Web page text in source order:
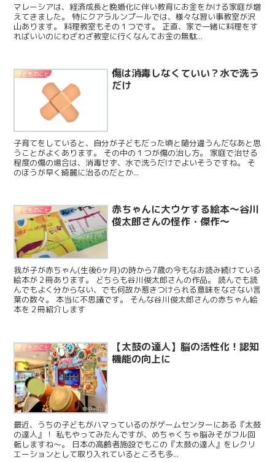
マレーシアは、経済成長と晩婚化に伴い教育にお金をかける家庭が増
えてきました。 特にクアラルンプールでは、様々な習い事教室が沢
山あります。 料理教室もその１つです。 正直、家で一緒に料理をす
ればいいのにわざわざ教室に行くなんてお金の無駄...
子どものこと
傷は消毒しなくていい？水で洗う
だけ
子育てをしていると、自分が子どもだった頃と随分違うんだなあと思
うことがよくあります。 その中の１つが傷の治し方。 家庭で治せる
程度の傷の場合は、消毒せず、水で洗うだけでよいそうですね。 そ
のほうが早く綺麗に治るのだとか...
子どものこと
赤ちゃんに大ウケする絵本〜谷川
俊太郎さんの怪作・傑作〜
我が子が赤ちゃん(生後6ヶ月)の時から7歳の今もなお読み続けている
絵本が２冊あります。 どちらも谷川俊太郎さんの作品。 読んでも読
んでもよく分からない、でも何故か惹きつけられる意味をなさない言
葉の数々。 本当に不思議です。 そんな谷川俊太郎さんの赤ちゃん絵
本を２冊紹介します
子どものこと
【太鼓の達人】脳の活性化！認知
機能の向上に
最近、うちの子どもがハマっているのがゲームセンターにある『太鼓
の達人』！ 私もやってみたんですが、めちゃくちゃ脳みそがフル回
転しますね～。 日本の高齢者施設でもこの『太鼓の達人』をレクリ
エーションとして取り入れているところも多...